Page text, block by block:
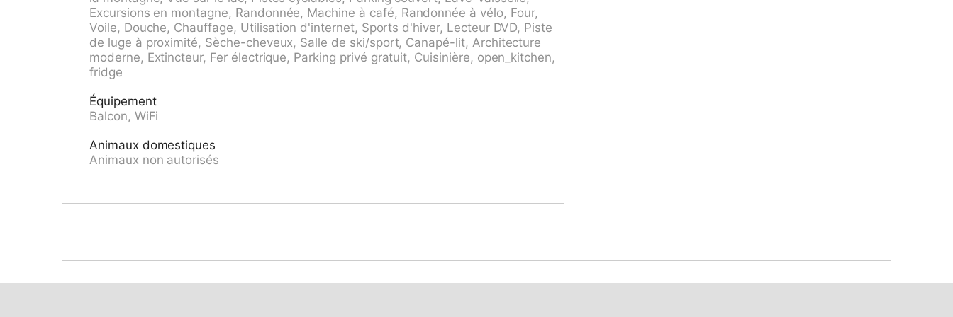
commun, en sus), étendoir à linge. Accès en voiture jusqu'à la maison. En hiver 4x4
recommandé. Place de parking (nombre de places limité) près de la maison, en hiver 30
m garage en commun (en sus) près de la maison. Magasins 500 m, magasin
d'alimentation, restaurant 300 m, boulangerie 500 m, arrêt du bus 500 m, gare
ferroviaire "Stans SBB" 12 km, piscine 6 km, lac Vierwaldstätersee 6 km. Golf miniature
6 km, chemins de randonnées pédestres depuis la maison 1 m, train de montagne 300
m. Attractions à proximité: Rigi, Pilatus, Stanserhorn (Cabriobahn), Bürgerstock,
Niederbauen, Glasi, Hergiswil, Bike-Arena, Emmetten, Tritt - Hütte 1600 m.ü.M. Les
Klewenalp 19 km, Seelisberg 8 km. Les lacs connus sont facilement accessibles:
Vierwaldstättersee 4 km, Urnersee, Seelisbergsee. Région de randonnées: Route 1
familles, indiqué pour séniors. En cas de bonnes conditions d'enneigement, accès à ski
même terrain.
Excursions en montagne, Randonnée, Machine à café, Randonnée à vélo, Four,
Voile, Douche, Chauffage, Utilisation d'internet, Sports d'hiver, Lecteur DVD, Piste
de luge à proximité, Sèche-cheveux, Salle de ski/sport, Canapé-lit, Architecture
moderne, Extincteur, Fer électrique, Parking privé gratuit, Cuisinière, open_kitchen,
fridge
Équipement
Balcon, WiFi
Animaux domestiques
Animaux non autorisés